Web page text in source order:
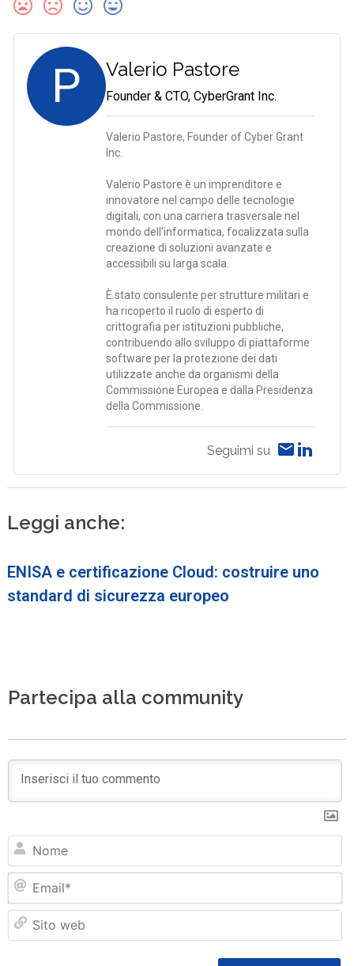
P Valerio Pastore
Founder & CTO, CyberGrant Inc.
Valerio Pastore, Founder of Cyber Grant
Inc.
Valerio Pastore è un imprenditore e
innovatore nel campo delle tecnologie
digitali, con una carriera trasversale nel
mondo dell’informatica, focalizzata sulla
creazione di soluzioni avanzate e
accessibili su larga scala.
È stato consulente per strutture militari e
ha ricoperto il ruolo di esperto di
crittografia per istituzioni pubbliche,
contribuendo allo sviluppo di piattaforme
software per la protezione dei dati
utilizzate anche da organismi della
Commissione Europea e dalla Presidenza
della Commissione.
Seguimi su
Leggi anche:
ENISA e certificazione Cloud: costruire uno
standard di sicurezza europeo
Partecipa alla community